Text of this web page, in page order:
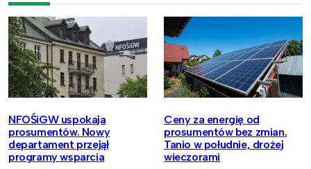
NFOŚiGW uspokaja
prosumentów. Nowy
departament przejął
programy wsparcia
Ceny za energię od
prosumentów bez zmian.
Tanio w południe, drożej
wieczorami